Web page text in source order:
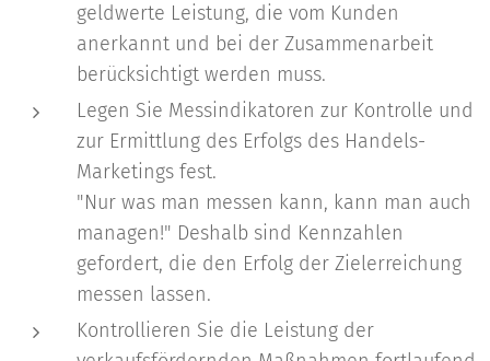
geldwerte Leistung, die vom Kunden
anerkannt und bei der Zusammenarbeit
berücksichtigt werden muss.
Legen Sie Messindikatoren zur Kontrolle und
zur Ermittlung des Erfolgs des Handels-
Marketings fest.
"Nur was man messen kann, kann man auch
managen!" Deshalb sind Kennzahlen
gefordert, die den Erfolg der Zielerreichung
messen lassen.
Kontrollieren Sie die Leistung der